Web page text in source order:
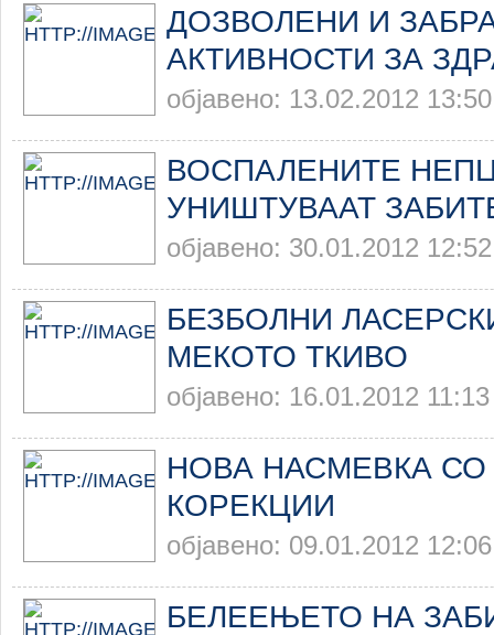
ДОЗВОЛЕНИ И
АКТИВНОСТИ ЗА
објавено: 13.02.2012 13:50
ВОСПАЛЕНИТЕ
УНИШТУВААТ
објавено: 30.01.2012 12:52
БЕЗБОЛНИ
МЕКОТО ТКИВО
објавено: 16.01.2012 11:13
НОВА НАСМЕВКА СО
КОРЕКЦИИ
објавено: 09.01.2012 12:06
БЕЛЕЕЊЕТО НА